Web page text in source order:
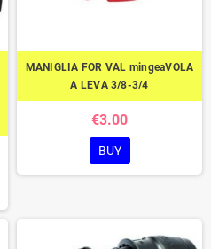
MANIGLIA FOR VAL mingeaVOLA
A LEVA 3/8-3/4
€3.00
BUY